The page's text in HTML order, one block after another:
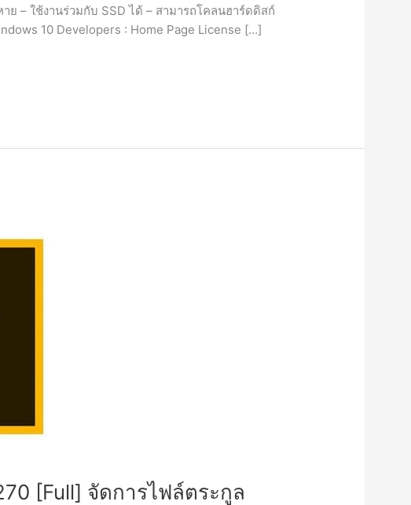
– ใช้งานร่วมกับ SSD ได้ – สามารถโคลนฮาร์ดดิสก์
10 Developers : Home Page License […]
[Full] จัดการไฟล์ตระกูล